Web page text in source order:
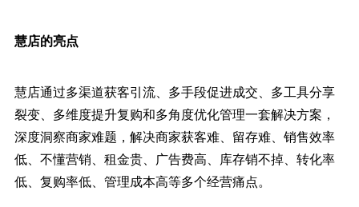
慧店的亮点
慧店通过多渠道获客引流、多手段促进成交、多工具分享
裂变、多维度提升复购和多角度优化管理一套解决方案，
深度洞察商家难题，解决商家获客难、留存难、销售效率
低、不懂营销、租金贵、广告费高、库存销不掉、转化率
低、复购率低、管理成本高等多个经营痛点。